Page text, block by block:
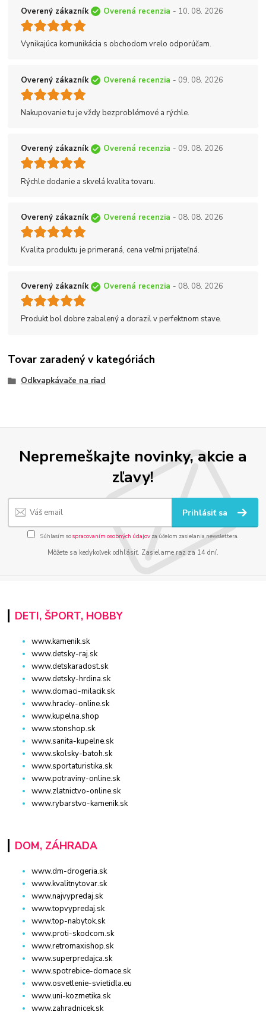
Overený zákazník Overená recenzia - 10. 08. 2026
Vynikajúca komunikácia s obchodom vrelo odporúčam.
Overený zákazník Overená recenzia - 09. 08. 2026
Nakupovanie tu je vždy bezproblémové a rýchle.
Overený zákazník Overená recenzia - 09. 08. 2026
Rýchle dodanie a skvelá kvalita tovaru.
Overený zákazník Overená recenzia - 08. 08. 2026
Kvalita produktu je primeraná, cena veľmi prijateľná.
Overený zákazník Overená recenzia - 08. 08. 2026
Produkt bol dobre zabalený a dorazil v perfektnom stave.
Tovar zaradený v kategóriách
Odkvapkávače na riad
Nepremeškajte novinky, akcie a
zľavy!
Prihlásiť sa
Súhlasím sospracovaním osobných údajov za účelom zasielania newslettera.
Môžete sa kedykoľvek odhlásiť. Zasielame raz za 14 dní.
DETI, ŠPORT, HOBBY
www.kamenik.sk
www.detsky-raj.sk
www.detskaradost.sk
www.detsky-hrdina.sk
www.domaci-milacik.sk
www.hracky-online.sk
www.kupelna.shop
www.stonshop.sk
www.sanita-kupelne.sk
www.skolsky-batoh.sk
www.sportaturistika.sk
www.potraviny-online.sk
www.zlatnictvo-online.sk
www.rybarstvo-kamenik.sk
DOM, ZÁHRADA
www.dm-drogeria.sk
www.kvalitnytovar.sk
www.najvypredaj.sk
www.topvypredaj.sk
www.top-nabytok.sk
www.proti-skodcom.sk
www.retromaxishop.sk
www.superpredajca.sk
www.spotrebice-domace.sk
www.osvetlenie-svietidla.eu
www.uni-kozmetika.sk
www.zahradnicek.sk